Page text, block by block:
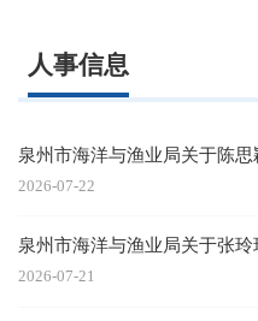
人事信息
泉州市海洋与渔业局关于陈
2026-07-22
泉州市海洋与渔业局关于张
2026-07-21